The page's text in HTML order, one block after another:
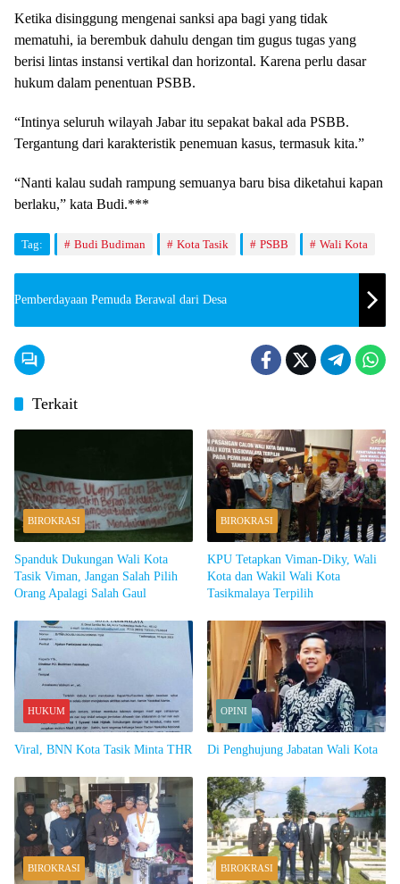
Ketika disinggung mengenai sanksi apa bagi yang tidak
mematuhi, ia berembuk dahulu dengan tim gugus tugas yang
berisi lintas instansi vertikal dan horizontal. Karena perlu dasar
hukum dalam penentuan PSBB.
“Intinya seluruh wilayah Jabar itu sepakat bakal ada PSBB.
Tergantung dari karakteristik penemuan kasus, termasuk kita.”
“Nanti kalau sudah rampung semuanya baru bisa diketahui kapan
berlaku,” kata Budi.***
Tag: Budi Budiman Kota Tasik PSBB Wali Kota
Pemberdayaan Pemuda Berawal dari Desa
Terkait
BIROKRASI
Spanduk Dukungan Wali Kota
Tasik Viman, Jangan Salah Pilih
Orang Apalagi Salah Gaul
BIROKRASI
KPU Tetapkan Viman-Diky, Wali
Kota dan Wakil Wali Kota
Tasikmalaya Terpilih
HUKUM
Viral, BNN Kota Tasik Minta THR
OPINI
Di Penghujung Jabatan Wali Kota
BIROKRASI BIROKRASI